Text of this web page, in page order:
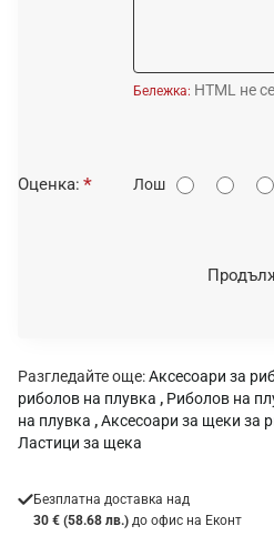
Бележка: HTML не
О
Оценка: Лош
Разгледайте още:Аксесоари за
риболов на плувка , Риболов на
на плувка ,Аксесоари за щеки за
Ластици за щека
Безплатна доставка над
30 € (58.68 лв.) до офис на Еконт